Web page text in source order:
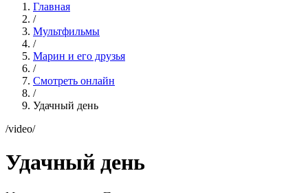
Главная
/
Мультфильмы
/
Марин и его друзья
/
Смотреть онлайн
/
Удачный день
/video/
Удачный день